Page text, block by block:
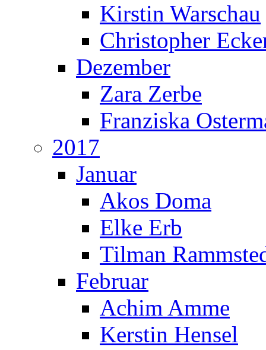
Kirstin Warschau
Christopher
Dezember
Zara Zerbe
Franziska
2017
Januar
Akos Doma
Elke Erb
Tilman
Februar
Achim Amme
Kerstin Hensel